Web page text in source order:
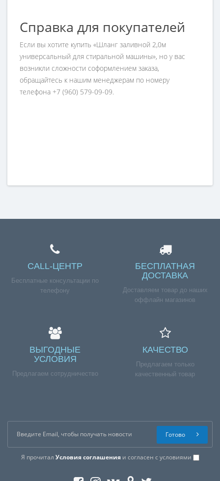
Справка для покупателей
Если вы хотите купить «Шланг заливной 2,0м
универсальный для стиральной машины», но у вас
возникли сложности соформлением заказа,
обращайтесь к нашим менеджерам по номеру
телефона +7 (960) 579-09-09.
CALL-ЦЕНТР
Бесплатные консультации по
телефону
БЕСПЛАТНАЯ
ДОСТАВКА
Доставляем товар до наших
оффлайн магазинов
ВЫГОДНЫЕ
УСЛОВИЯ
Предлагаем сотрудничество
КАЧЕСТВО
Предлагаем только
качественный товар
Я прочитал Условия соглашенияи согласен с условиями
Готово